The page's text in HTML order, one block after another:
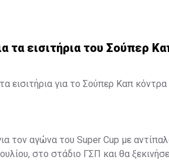
τα εισιτήρια του Σούπερ
εισιτήρια για το Σούπερ Καπ κόντρα
τον αγώνα του Super Cup με
στο στάδιο ΓΣΠ και θα